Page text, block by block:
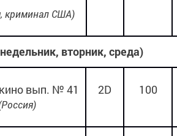
криминал США)
вторник, среда)
вып. № 41 2D 100